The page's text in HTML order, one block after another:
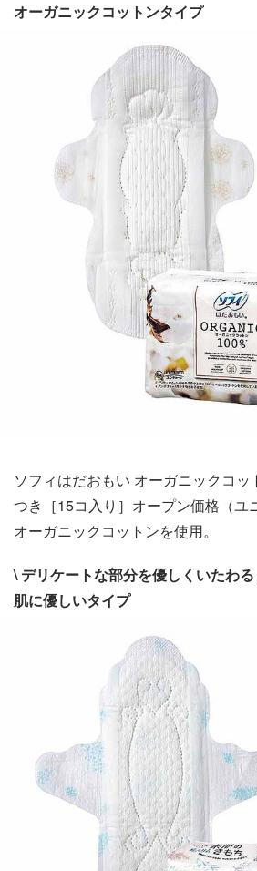
オーガニックコットンタイプ
ソフィはだおもい オーガニックコッ
つき［15コ入り］オープン価格（ユ
オーガニックコットンを使用。
\ デリケートな部分を優しくいたわる
肌に優しいタイプ